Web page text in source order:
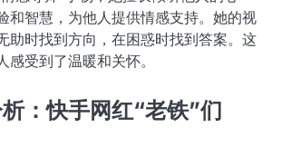
和智慧，为他人提供情感支持。她的视
助时找到方向，在困惑时找到答案。这
受到了温暖和关怀。
：快手网红“老铁”们